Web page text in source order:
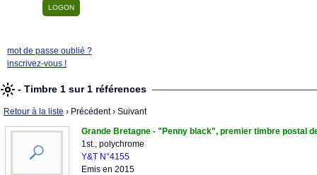
mot de passe oublié ?
inscrivez-vous !
- Timbre 1 sur 1 références
Retour à la liste › Précédent› Suivant
Grande Bretagne - "Penny black", premier timbre postal
1st., polychrome
Y&T N°4155
Emis en 2015